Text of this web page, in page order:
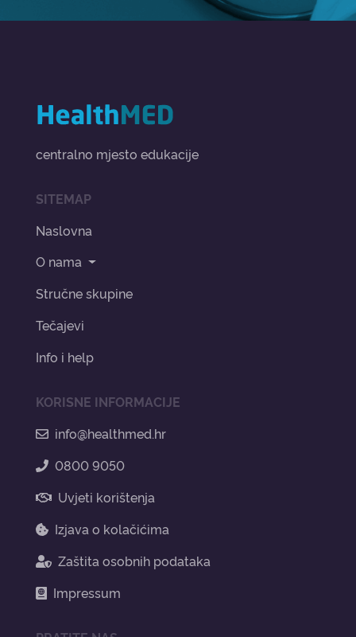
centralno mjesto edukacije
SITEMAP
Naslovna
O nama
Stručne skupine
Tečajevi
Info i help
KORISNE INFORMACIJE
info@healthmed.hr
0800 9050
Uvjeti korištenja
Izjava o kolačićima
Zaštita osobnih podataka
Impressum